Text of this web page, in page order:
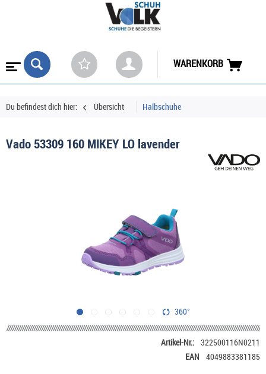
WARENKORB
Du befindest dich hier: Übersicht Halbschuhe
Vado 53309 160 MIKEY LO lavender
360°
Artikel-Nr.: 322500116N0211
EAN
4049883381185